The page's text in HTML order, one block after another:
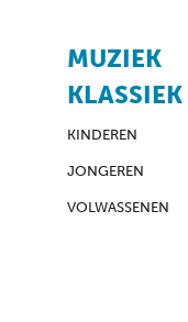
MUZIEK
KLASSIEK
KINDEREN
JONGEREN
VOLWASSENEN